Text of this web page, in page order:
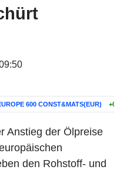
600 CONST&MATS(EUR)
Anstieg der Ölpreise
den Rohstoff- und